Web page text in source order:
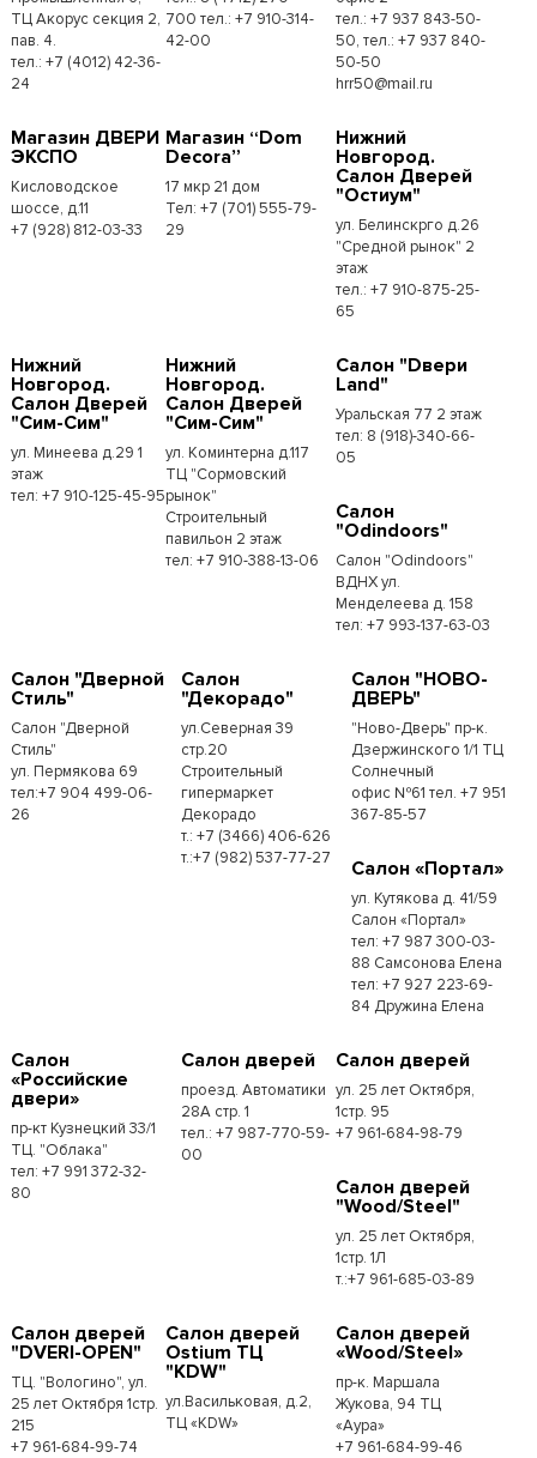
ТЦ Акорус секция 2,
пав. 4.
тел.: +7 (4012) 42-36-
24
700 тел.: +7 910-314-
42-00
тел.: +7 937 843-50-
50, тел.: +7 937 840-
50-50
hrr50@mail.ru
Магазин ДВЕРИ
ЭКСПО
Кисловодское
шоссе, д.11
+7 (928) 812-03-33
Магазин “Dom
Decora”
17 мкр 21 дом
Тел: +7 (701) 555-79-
29
Нижний
Новгород.
Салон Дверей
"Остиум"
ул. Белинскрго д.26
"Средной рынок" 2
этаж
тел.: +7 910-875-25-
65
Нижний
Новгород.
Салон Дверей
"Сим-Сим"
ул. Минеева д.29 1
этаж
тел: +7 910-125-45-95
Нижний
Новгород.
Салон Дверей
"Сим-Сим"
ул. Коминтерна д.117
ТЦ "Сормовский
рынок"
Строительный
павильон 2 этаж
тел: +7 910-388-13-06
Салон "Dвери
Land"
Уральская 77 2 этаж
тел: 8 (918)-340-66-
05
Салон
"Odindoors"
Салон "Odindoors"
ВДНХ ул.
Менделеева д. 158
тел: +7 993-137-63-03
Салон "Дверной
Стиль"
Салон "Дверной
Стиль"
ул. Пермякова 69
тел:+7 904 499-06-
26
Салон
"Декорадо"
ул.Северная 39
стр.20
Строительный
гипермаркет
Декорадо
т.: +7 (3466) 406-626
т.:+7 (982) 537-77-27
Салон "НОВО-
ДВЕРЬ"
"Ново-Дверь" пр-к.
Дзержинского 1/1 ТЦ
Солнечный
офис №61 тел. +7 951
367-85-57
Салон «Портал»
ул. Кутякова д. 41/59
Салон «Портал»
тел: +7 987 300-03-
88 Самсонова Елена
тел: +7 927 223-69-
84 Дружина Елена
Салон
«Российские
двери»
пр-кт Кузнецкий 33/1
ТЦ. "Облака"
тел: +7 991 372-32-
80
Салон дверей
проезд. Автоматики
28А стр. 1
тел.: +7 987-770-59-
00
Салон дверей
ул. 25 лет Октября,
1стр. 95
+7 961-684-98-79
Салон дверей
"Wood/Steel"
ул. 25 лет Октября,
1стр. 1Л
т.:+7 961-685-03-89
Салон дверей
"DVERI-OPEN"
ТЦ. "Вологино", ул.
25 лет Октября 1стр.
215
+7 961-684-99-74
Салон дверей
Ostium ТЦ
"KDW"
ул.Васильковая, д.2,
ТЦ «KDW»
Салон дверей
«Wood/Steel»
пр-к. Маршала
Жукова, 94 ТЦ
«Аура»
+7 961-684-99-46